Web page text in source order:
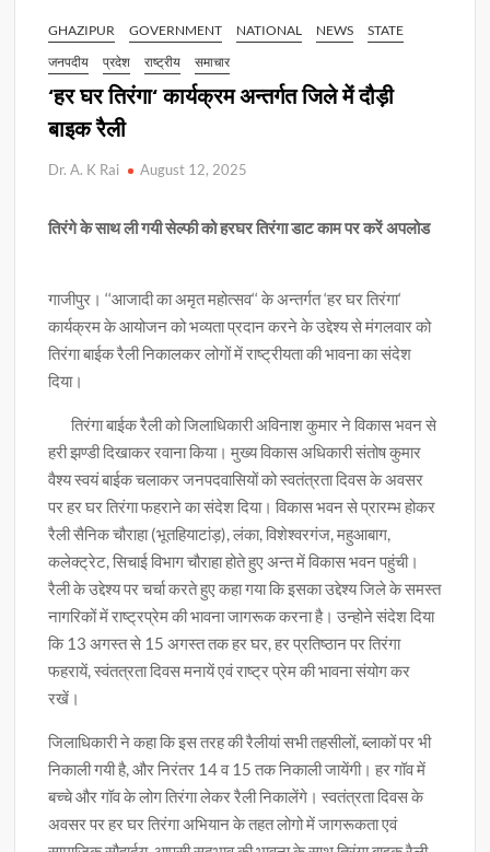
GHAZIPUR GOVERNMENT NATIONAL NEWS
STATE
जनपदीय
प्रदेश राष्ट्रीय समाचार
‘हर घर तिरंगा‘ कार्यक्रम अन्तर्गत जिले में दौड़ी
बाइक रैली
Dr. A. K Rai August 12, 2025
तिरंगे के साथ ली गयी सेल्फी को हरघर तिरंगा डाट काम पर करें अपलोड
गाजीपुर। ‘‘आजादी का अमृत महोत्सव‘‘ के अन्तर्गत ‘हर घर तिरंगा‘
कार्यक्रम के आयोजन को भव्यता प्रदान करने के उद्देश्य से मंगलवार को
तिरंगा बाईक रैली निकालकर लोगों में राष्ट्रीयता की भावना का संदेश
दिया।
तिरंगा बाईक रैली को जिलाधिकारी अविनाश कुमार ने विकास भवन से
हरी झण्डी दिखाकर रवाना किया। मुख्य विकास अधिकारी संतोष कुमार
वैश्य स्वयं बाईक चलाकर जनपदवासियों को स्वतंत्रता दिवस के अवसर
पर हर घर तिरंगा फहराने का संदेश दिया। विकास भवन से प्रारम्भ होकर
रैली सैनिक चौराहा (भूतहियाटांड़), लंका, विशेश्वरगंज, महुआबाग,
कलेक्ट्रेट, सिचाई विभाग चौराहा होते हुए अन्त में विकास भवन पहुंची।
रैली के उद्देश्य पर चर्चा करते हुए कहा गया कि इसका उद्देश्य जिले के समस्त
नागरिकों में राष्ट्रप्रेम की भावना जागरूक करना है। उन्होने संदेश दिया
कि 13 अगस्त से 15 अगस्त तक हर घर, हर प्रतिष्ठान पर तिरंगा
फहरायें, स्वंतत्रता दिवस मनायें एवं राष्ट्र प्रेम की भावना संयोग कर
रखें।
जिलाधिकारी ने कहा कि इस तरह की रैलीयां सभी तहसीलों, ब्लाकों पर भी
निकाली गयी है, और निरंतर 14 व 15 तक निकाली जायेंगी। हर गॉव में
बच्चे और गॉव के लोग तिरंगा लेकर रैली निकालेंगे। स्वतंत्रता दिवस के
अवसर पर हर घर तिरंगा अभियान के तहत लोगो में जागरूकता एवं